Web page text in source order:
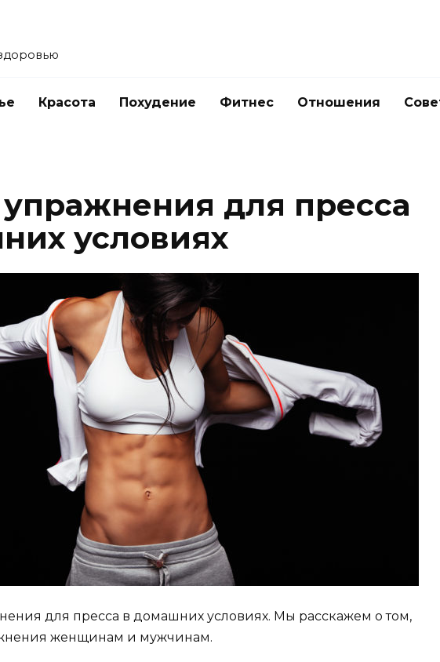
Красота Похудение Фитнес Отношения
для пресса
условиях
для пресса в домашних условиях. Мы расскажем о том,
женщинам и мужчинам.